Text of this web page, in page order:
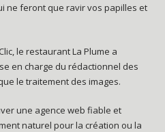
ne feront que ravir vos papilles et
le restaurant La Plume a
en charge du rédactionnel des
le traitement des images.
une agence web fiable et
naturel pour la création ou la